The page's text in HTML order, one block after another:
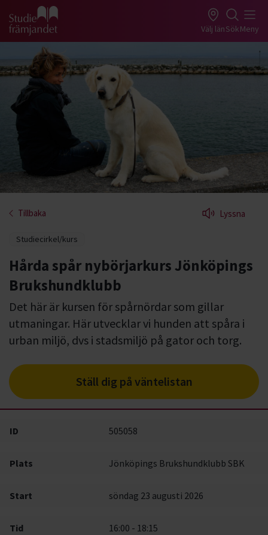
Gå till studiefrämjandets startsida Välj länSökMeny
Tillbaka Lyssna
Studiecirkel/kurs
Hårda spår nybörjarkurs Jönköpings
Brukshundklubb
Det här är kursen för spårnördar som gillar
utmaningar. Här utvecklar vi hunden att spåra i
urban miljö, dvs i stadsmiljö på gator och torg.
Ställ dig på väntelistan
ID 505058
Plats Jönköpings Brukshundklubb SBK
Start söndag 23 augusti 2026
Tid 16:00 - 18:15